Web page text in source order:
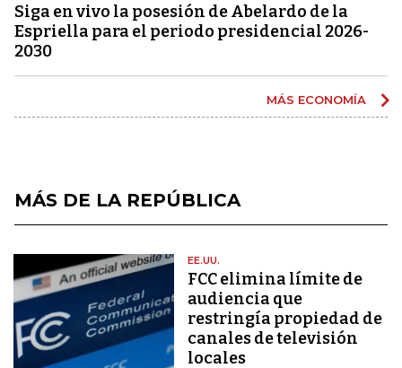
Siga en vivo la posesión de Abelardo de la
Espriella para el periodo presidencial 2026-
2030
MÁS ECONOMÍA
MÁS DE LA REPÚBLICA
EE.UU.
FCC elimina límite de
audiencia que
restringía propiedad de
canales de televisión
locales